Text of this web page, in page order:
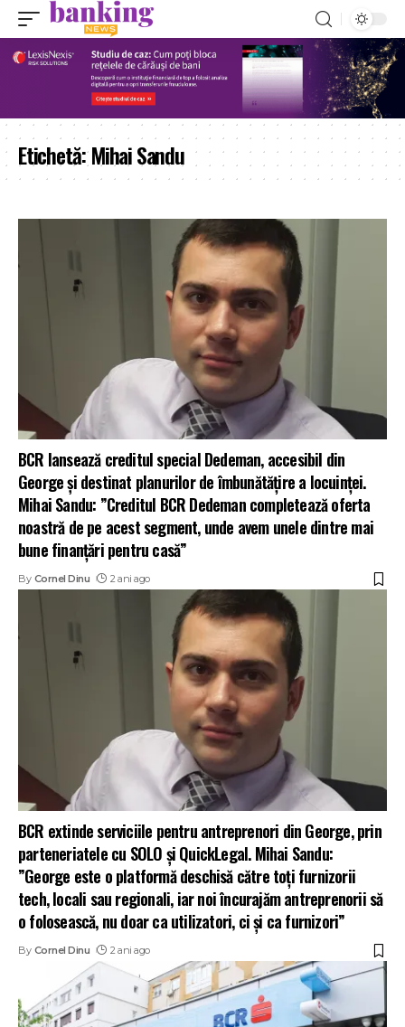
Etichetă:Mihai Sandu
BCR lansează creditul special Dedeman, accesibil din
George și destinat planurilor de îmbunătățire a locuinței.
Mihai Sandu: ”Creditul BCR Dedeman completează oferta
noastră de pe acest segment, unde avem unele dintre mai
bune finanțări pentru casă”
By Cornel Dinu 2 ani ago
BCR extinde serviciile pentru antreprenori din George, prin
parteneriatele cu SOLO și QuickLegal. Mihai Sandu:
”George este o platformă deschisă către toți furnizorii
tech, locali sau regionali, iar noi încurajăm antreprenorii să
o folosească, nu doar ca utilizatori, ci și ca furnizori”
By Cornel Dinu 2 ani ago